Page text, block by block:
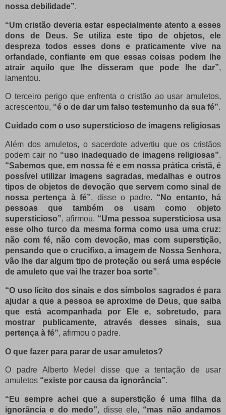
nossa debilidade”.
“Um cristão deveria estar especialmente atento a esses
dons de Deus. Se utiliza este tipo de objetos, ele
despreza todos esses dons e praticamente vive na
orfandade, confiante em que essas coisas podem lhe
atrair aquilo que lhe disseram que pode lhe dar”,
lamentou.
O terceiro perigo que enfrenta o cristão ao usar amuletos,
acrescentou, “é o de dar um falso testemunho da sua fé”.
Cuidado com o uso supersticioso de imagens religiosas
Além dos amuletos, o sacerdote advertiu que os cristãos
podem cair no “uso inadequado de imagens religiosas”.
“Sabemos que, em nossa fé e em nossa prática cristã, é
possível utilizar imagens sagradas, medalhas e outros
tipos de objetos de devoção que servem como sinal de
nossa pertença à fé”, disse o padre. “No entanto, há
pessoas que também os usam como objeto
supersticioso”, afirmou. “Uma pessoa supersticiosa usa
esse olho turco da mesma forma como usa uma cruz:
não com fé, não com devoção, mas com superstição,
pensando que o crucifixo, a imagem de Nossa Senhora,
vão lhe dar algum tipo de proteção ou será uma espécie
de amuleto que vai lhe trazer boa sorte”.
“O uso lícito dos sinais e dos símbolos sagrados é para
ajudar a que a pessoa se aproxime de Deus, que saiba
que está acompanhada por Ele e, sobretudo, para
mostrar publicamente, através desses sinais, sua
pertença à fé”, afirmou o padre.
O que fazer para parar de usar amuletos?
O padre Alberto Medel disse que a tentação de usar
amuletos “existe por causa da ignorância”.
“Eu sempre achei que a superstição é uma filha da
ignorância e do medo”, disse ele, “mas não andamos